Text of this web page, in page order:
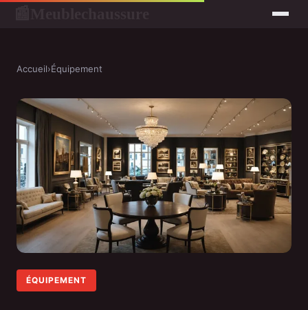
Accueil›Équipement
ÉQUIPEMENT